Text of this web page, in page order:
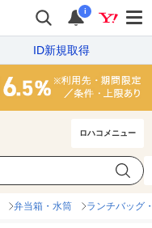
i
ID新規取得
ロハコメニュー
弁当箱・水筒 ランチバッグ